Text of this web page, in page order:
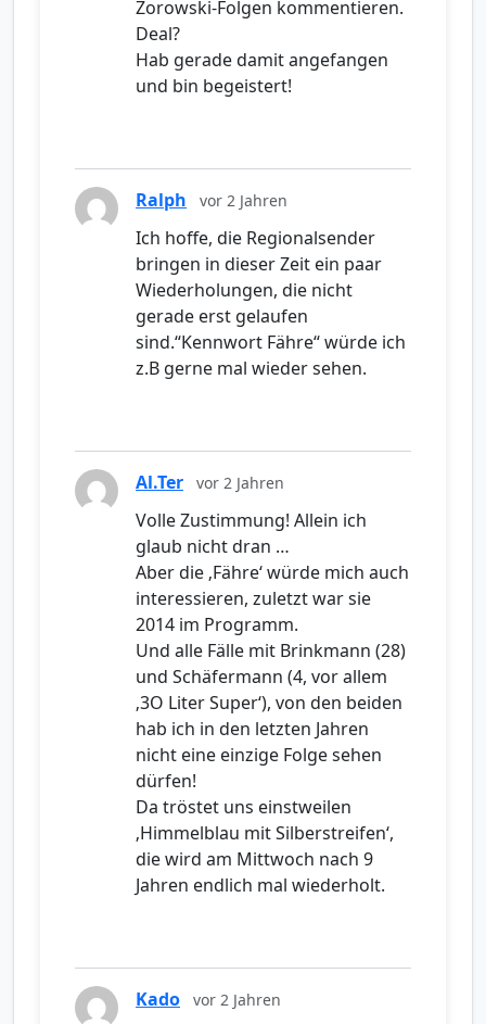
Zorowski-Folgen kommentieren.
Deal?
Hab gerade damit angefangen
und bin begeistert!
Ralph vor 2 Jahren
Ich hoffe, die Regionalsender
bringen in dieser Zeit ein paar
Wiederholungen, die nicht
gerade erst gelaufen
sind.“Kennwort Fähre“ würde ich
z.B gerne mal wieder sehen.
Al.Ter vor 2 Jahren
Volle Zustimmung! Allein ich
glaub nicht dran …
Aber die ‚Fähre‘ würde mich auch
interessieren, zuletzt war sie
2014 im Programm.
Und alle Fälle mit Brinkmann (28)
und Schäfermann (4, vor allem
‚3O Liter Super‘), von den beiden
hab ich in den letzten Jahren
nicht eine einzige Folge sehen
dürfen!
Da tröstet uns einstweilen
‚Himmelblau mit Silberstreifen‘,
die wird am Mittwoch nach 9
Jahren endlich mal wiederholt.
Kado vor 2 Jahren